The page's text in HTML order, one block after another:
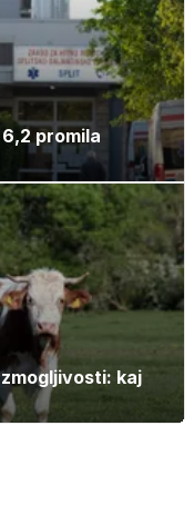
promila
kaj